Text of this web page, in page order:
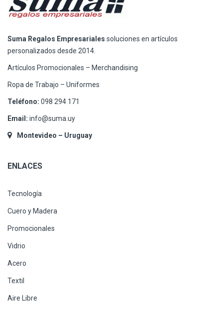
Suma Regalos Empresariales soluciones en artículos
personalizados desde 2014.
Artículos Promocionales – Merchandising
Ropa de Trabajo – Uniformes
Teléfono: 098 294 171
Email: info@suma.uy
Montevideo – Uruguay
ENLACES
Tecnología
Cuero y Madera
Promocionales
Vidrio
Acero
Textil
Aire Libre